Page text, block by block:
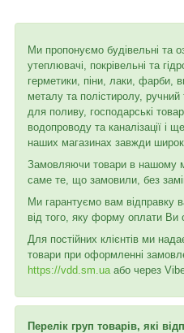
Ми пропонуємо будівельні та
утеплювачі, покрівельні та
герметики, піни, лаки, фарби,
металу та полістиролу, ручний
для поливу, господарські
водопроводу та каналізації і
наших магазинах завжди
Замовляючи товари в нашому
саме те, що замовили, без
Ми гарантуємо вам відправку
від того, яку форму оплати Ви
Для постійних клієнтів ми
товари при оформленні
https://vdd.sm.ua або через
Перелік груп товарів, які